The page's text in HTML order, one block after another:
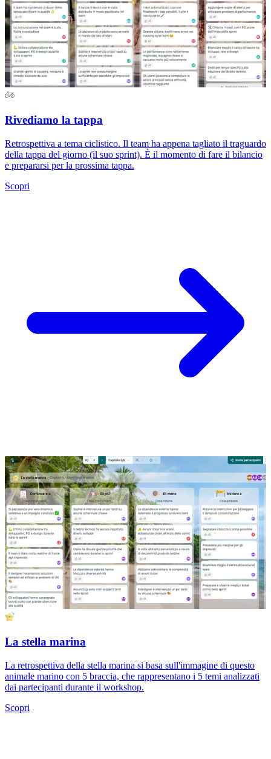
Rivediamo la tappa
Retrospettiva a tema ciclistico. Il team ha appena tagliato il traguardo
della tappa del giorno (il suo sprint). È il momento di fare il bilancio
e prepararsi per la prossima tappa.
Scopri
La stella marina
La retrospettiva della stella marina si basa sull'immagine di questo
animale marino con 5 braccia, che rappresentano i 5 temi analizzati
dai partecipanti durante il workshop.
Scopri